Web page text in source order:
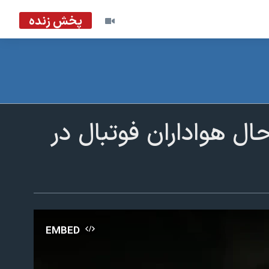
پخش زنده
هواداران فوتبال در
EMBED